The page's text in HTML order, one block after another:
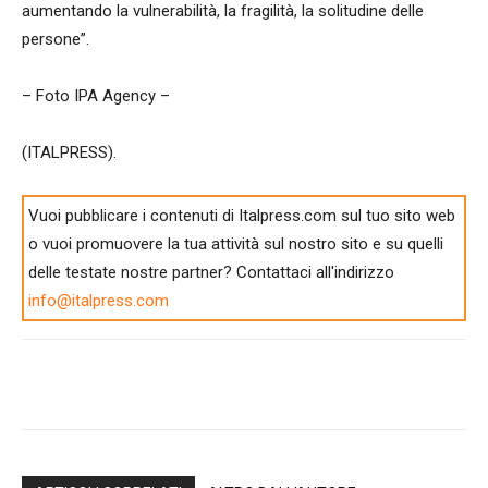
aumentando la vulnerabilità, la fragilità, la solitudine delle
persone”.
– Foto IPA Agency –
(ITALPRESS).
Vuoi pubblicare i contenuti di Italpress.com sul tuo sito web
o vuoi promuovere la tua attività sul nostro sito e su quelli
delle testate nostre partner? Contattaci all'indirizzo
info@italpress.com